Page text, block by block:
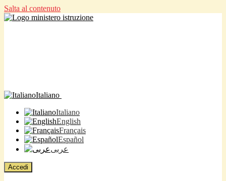
Salta al contenuto
Italiano
Italiano
English
Français
Español
عربى
Accedi